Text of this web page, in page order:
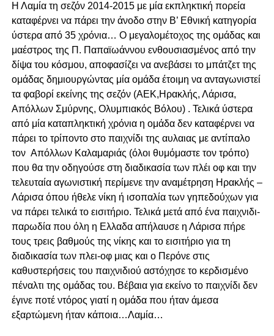
Η Λαμία τη σεζόν 2014-2015 με μία εκπληκτική πορεία
καταφέρνει να πάρει την άνοδο στην Β’ Εθνική κατηγορία
ύστερα από 35 χρόνια… Ο μεγαλομέτοχος της ομάδας και
μαέστρος της Π. Παπαϊωάννου ενθουσιασμένος από την
δίψα του κόσμου, αποφασίζει να ανεβάσει το μπάτζετ της
ομάδας δημιουργώντας μία ομάδα έτοιμη να ανταγωνιστεί
τα φαβορί εκείνης της σεζόν (ΑΕΚ,Ηρακλής, Λάρισα,
Απόλλων Σμύρνης, Ολυμπιακός Βόλου) . Τελικά ύστερα
από μία καταπληκτική χρόνια η ομάδα δεν καταφέρνει να
πάρει το τρίποντο στο παιχνίδι της αυλαιας με αντίπαλο
τον Απόλλων Καλαμαριάς (όλοι θυμόμαστε τον τρόπο)
που θα την οδηγούσε στη διαδικασία των πλέι οφ και την
τελευταία αγωνιστική περίμενε την αναμέτρηση Ηρακλής –
Λάρισα όπου ήθελε νίκη ή ισοπαλία των γηπεδούχων για
να πάρει τελικά το εισιτήριο. Τελικά μετά από ένα παιχνιδι-
παρωδία που όλη η Ελλαδα απήλαυσε η Λάρισα πήρε
τους τρεις βαθμούς της νίκης και το εισιτήριο για τη
διαδικασία των πλει-οφ μιας και ο Περόνε στις
καθυστερήσεις του παιχνιδιού αστόχησε το κερδισμένο
πέναλτι της ομάδας του. Βέβαια για εκείνο το παιχνίδι δεν
έγινε ποτέ ντόρος γιατί η ομάδα που ήταν άμεσα
εξαρτώμενη ήταν κάποια…Λαμία…